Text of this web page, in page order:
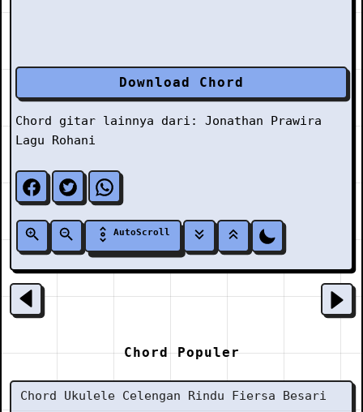
Download Chord
Chord gitar lainnya dari: Jonathan Prawira
Lagu Rohani
AutoScroll
Chord Populer
Chord Ukulele Celengan Rindu Fiersa Besari